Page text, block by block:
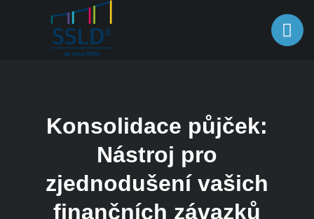
Konsolidace půjček:
Nástroj pro
zjednodušení vašich
finančních závazků